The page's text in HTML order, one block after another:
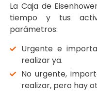
La Caja de
tiempo y tus
parámetros:
Urgente e
realizar ya.
No urgente,
realizar, pero hay